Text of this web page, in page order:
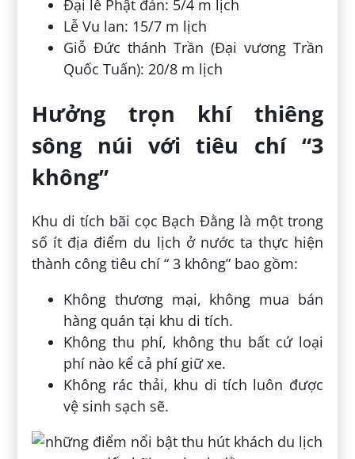
Đại lễ Phật đản: 5/4 m lịch
Lễ Vu lan: 15/7 m lịch
Giỗ Đức thánh Trần (Đại vương Trần
Quốc Tuấn): 20/8 m lịch
Hưởng trọn khí thiêng
sông núi với tiêu chí “3
không”
Khu di tích bãi cọc Bạch Đằng là một trong
số ít địa điểm du lịch ở nước ta thực hiện
thành công tiêu chí “ 3 không” bao gồm:
Không thương mại, không mua bán
hàng quán tại khu di tích.
Không thu phí, không thu bất cứ loại
phí nào kể cả phí giữ xe.
Không rác thải, khu di tích luôn được
vệ sinh sạch sẽ.